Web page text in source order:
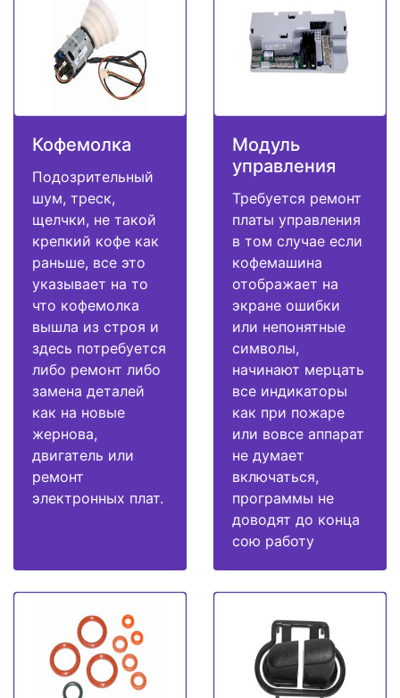
Кофемолка
Подозрительный
шум, треск,
щелчки, не такой
крепкий кофе как
раньше, все это
указывает на то
что кофемолка
вышла из строя и
здесь потребуется
либо ремонт либо
замена деталей
как на новые
жернова,
двигатель или
ремонт
электронных плат.
Модуль
управления
Требуется ремонт
платы управления
в том случае если
кофемашина
отображает на
экране ошибки
или непонятные
символы,
начинают мерцать
все индикаторы
как при пожаре
или вовсе аппарат
не думает
включаться,
программы не
доводят до конца
сою работу